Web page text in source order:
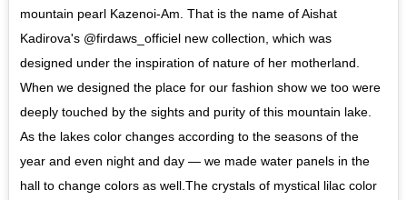
mountain pearl Kazenoi-Am. That is the name of Aishat
Kadirova's @firdaws_officiel new collection, which was
designed under the inspiration of nature of her motherland.
When we designed the place for our fashion show we too were
deeply touched by the sights and purity of this mountain lake.
As the lakes color changes according to the seasons of the
year and even night and day — we made water panels in the
hall to change colors as well.The crystals of mystical lilac color